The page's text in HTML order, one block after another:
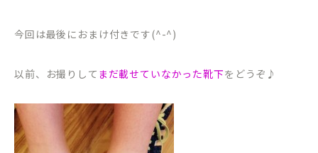
今回は最後におまけ付きです(^-^)
以前、お撮りして まだ載せていなかった靴下をどうぞ♪